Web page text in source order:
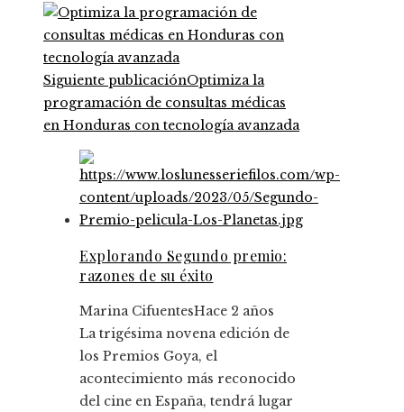
Siguiente publicaciónOptimiza la
programación de consultas médicas
en Honduras con tecnología avanzada
Explorando Segundo premio:
razones de su éxito
Marina CifuentesHace 2 años
La trigésima novena edición de
los Premios Goya, el
acontecimiento más reconocido
del cine en España, tendrá lugar